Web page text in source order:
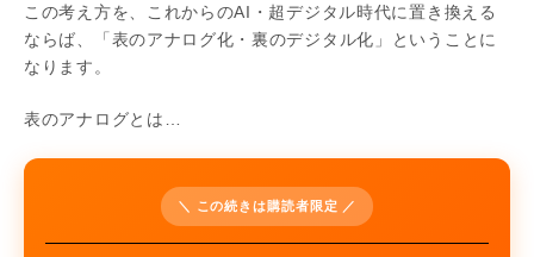
この考え方を、これからのAI・超デジタル時代に置き換える
ならば、「表のアナログ化・裏のデジタル化」ということに
なります。
表のアナログとは…
＼ この続きは購読者限定 ／